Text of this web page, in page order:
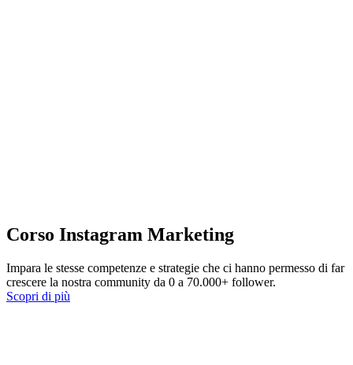
Corso Instagram Marketing
Impara le stesse competenze e strategie che ci hanno permesso di far
crescere la nostra community da 0 a 70.000+ follower.
Scopri di più